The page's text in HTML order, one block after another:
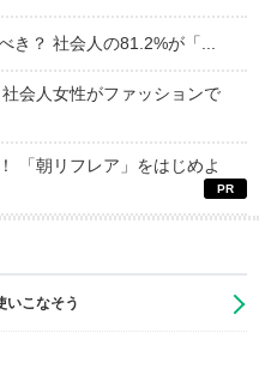
き？ 社会人の81.2%が「...
会人女性がファッションで
「朝リフレア」をはじめよ
いこなそう